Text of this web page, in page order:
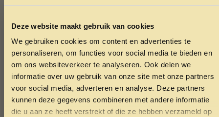
Deze website maakt gebruik van cookies
We gebruiken cookies om content en advertenties te
personaliseren, om functies voor social media te bieden en
om ons websiteverkeer te analyseren. Ook delen we
informatie over uw gebruik van onze site met onze partners
voor social media, adverteren en analyse. Deze partners
kunnen deze gegevens combineren met andere informatie
die u aan ze heeft verstrekt of die ze hebben verzameld op
hier
Over Darf
Darfis een merk in natuurlijke en verantwoorde
dierenvoeding. Ontstaan vanuit een ambachtelijke slagerij,
richt Darf zich op het produceren van hoogwaardige,
gezonde voeding voor honden en katten. Alle producten
ONTVANG 5% KORTING OP
JE EERSTE BESTELLING!